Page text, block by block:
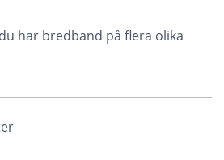
har bredband på flera olika